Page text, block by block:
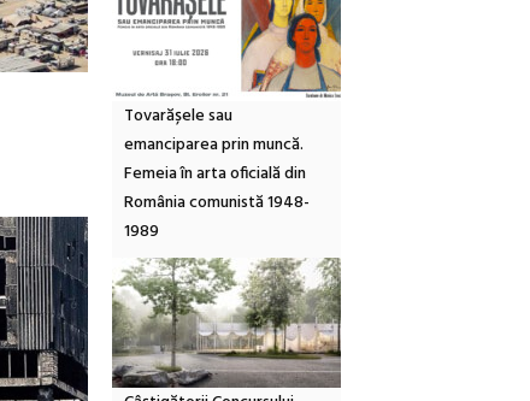
Tovarășele sau
emanciparea prin muncă.
Femeia în arta oficială din
România comunistă 1948-
1989